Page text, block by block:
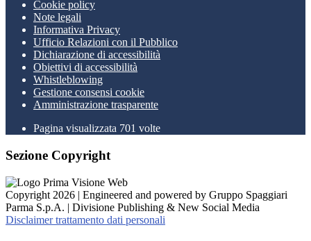
Cookie policy
Note legali
Informativa Privacy
Ufficio Relazioni con il Pubblico
Dichiarazione di accessibilità
Obiettivi di accessibilità
Whistleblowing
Gestione consensi cookie
Amministrazione trasparente
Pagina visualizzata 701 volte
Sezione Copyright
Copyright 2026 | Engineered and powered by Gruppo Spaggiari
Parma S.p.A. | Divisione Publishing & New Social Media
Disclaimer trattamento dati personali